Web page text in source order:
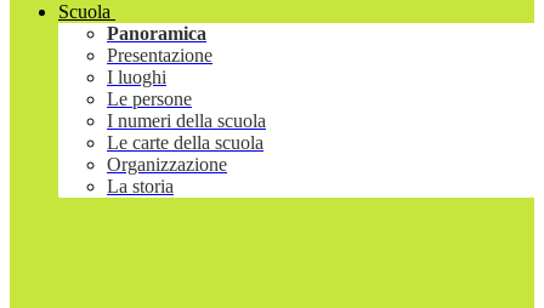
Scuola
Panoramica
Presentazione
I luoghi
Le persone
I numeri della scuola
Le carte della scuola
Organizzazione
La storia